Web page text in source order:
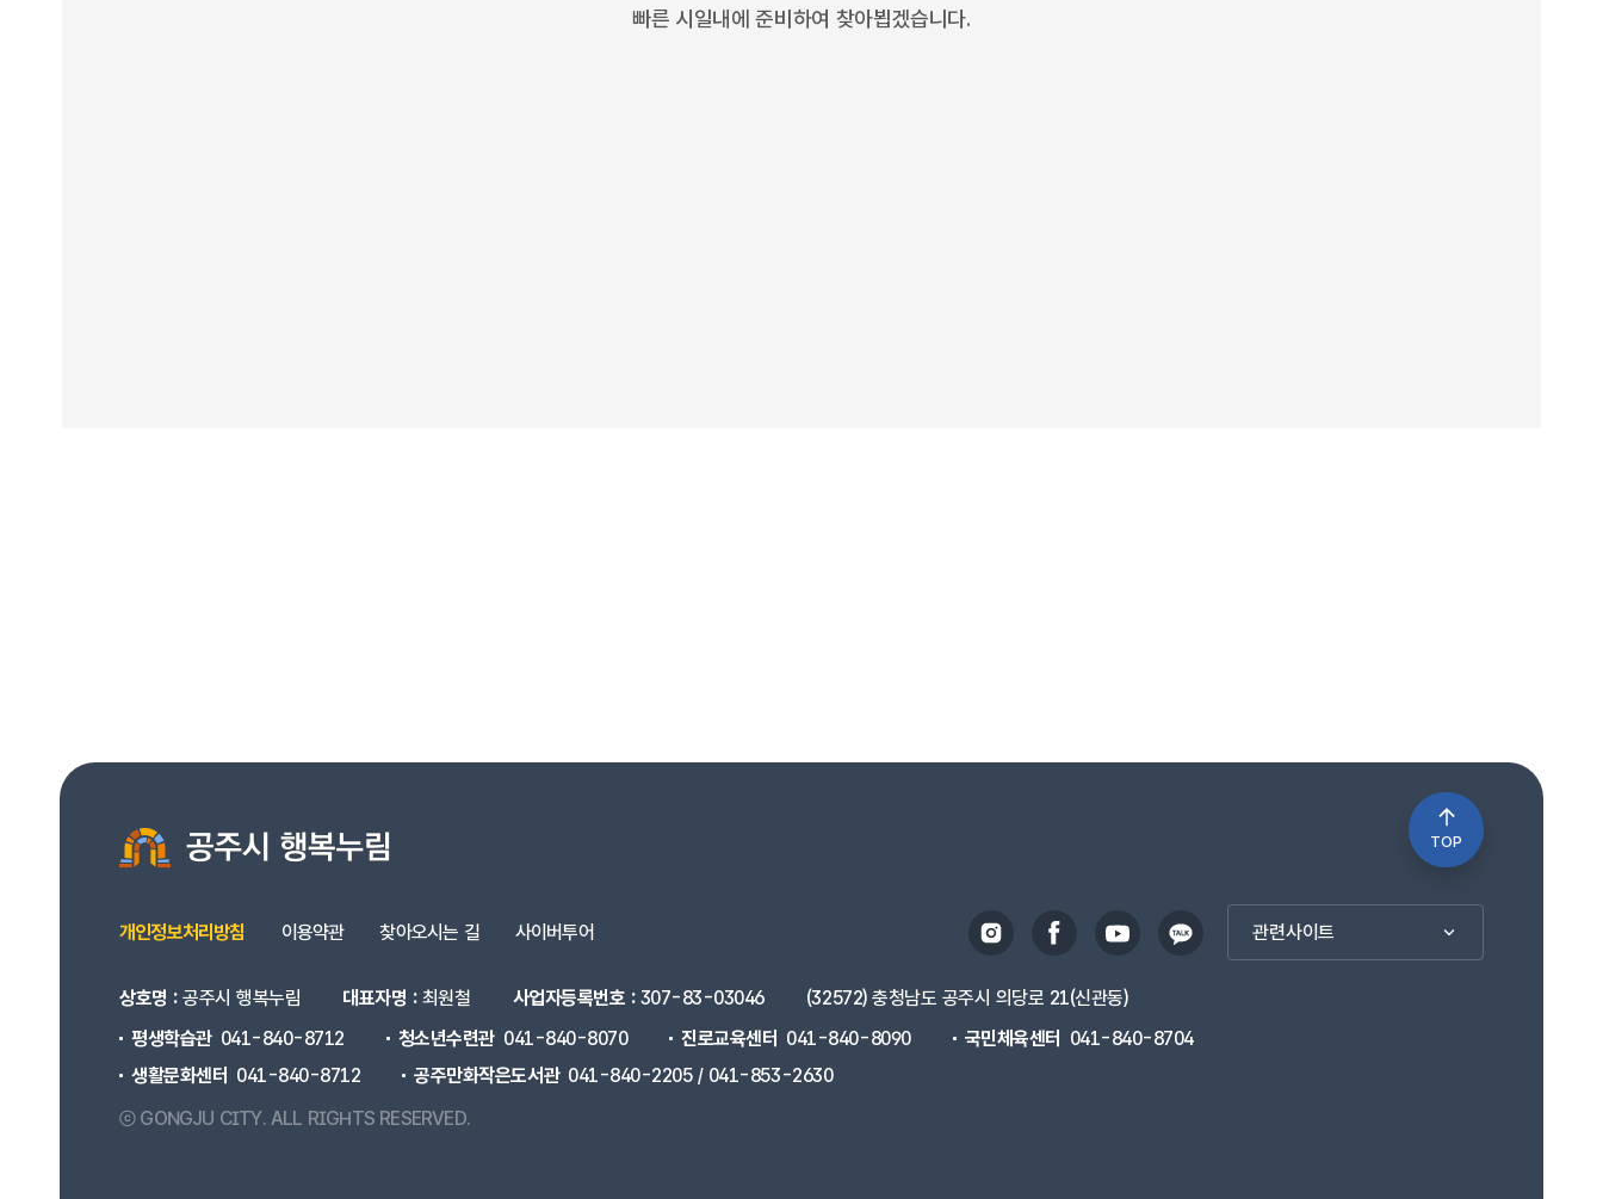
빠른 시일내에 준비하여 찾아뵙겠습니다.
TOP
개인정보처리방침 이용약관 찾아오시는 길 사이버투어 관련사이트
상호명 :공주시 행복누림 대표자명 :최원철 사업자등록번호 :307-83-03046
(32572) 충청남도 공주시 의당로 21(신관동)
평생학습관 041-840-8712 청소년수련관 041-840-8070 진로교육센터 041-840-8090 국민체육센터
041-840-8704
생활문화센터 041-840-8712 공주만화작은도서관 041-840-2205 / 041-853-2630
ⓒ GONGJU CITY. ALL RIGHTS RESERVED.